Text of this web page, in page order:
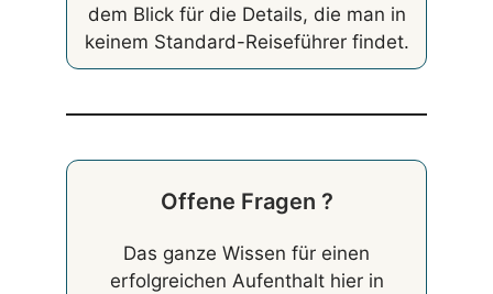
dem Blick für die Details, die man in
keinem Standard-Reiseführer findet.
Offene Fragen ?
Das ganze Wissen für einen
erfolgreichen Aufenthalt hier in